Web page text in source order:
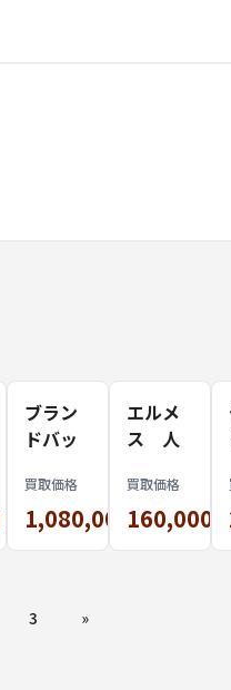
ブラン
ドバッ
士が買
取 エル
メス バ
オレン
買取価格
1,080,000円
エルメ
ス 人
布べア
ンを買
取させ
買取価格
160,000
3 »